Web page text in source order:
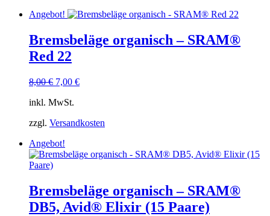
Angebot!
Bremsbeläge organisch – SRAM®
Red 22
8,00€ Ursprünglicher
war:
7,00 €Aktueller
inkl. MwSt.
zzgl. Versandkosten
Angebot!
Bremsbeläge organisch – SRAM®
DB5, Avid® Elixir (15 Paare)